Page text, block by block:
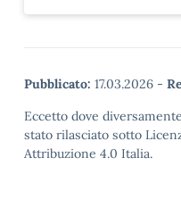
Pubblicato: 17.03.2026 -
Eccetto dove
stato rilasciato sotto
Attribuzione 4.0 Italia.